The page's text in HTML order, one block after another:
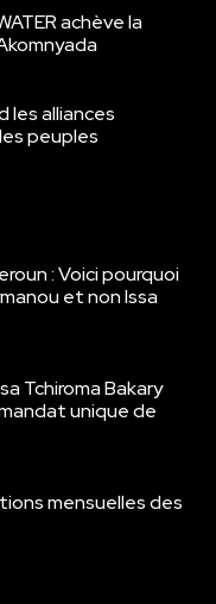
achève la
les alliances
peuples
: Voici pourquoi
et non Issa
Tchiroma Bakary
unique de
mensuelles des